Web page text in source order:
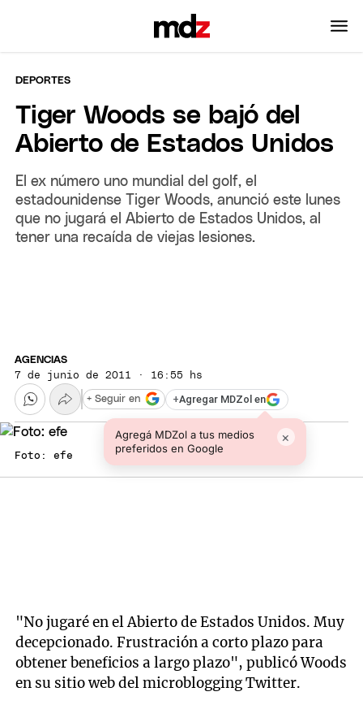
DEPORTES
Tiger Woods se bajó del
Abierto de Estados Unidos
El ex número uno mundial del golf, el
estadounidense Tiger Woods, anunció este lunes
que no jugará el Abierto de Estados Unidos, al
tener una recaída de viejas lesiones.
AGENCIAS
7 de junio de 2011 · 16:55 hs
+Agregar MDZol en
Agregá MDZol a tus medios
preferidos en Google
×
+ Seguir en
Foto: efe
"No jugaré en el Abierto de Estados Unidos. Muy
decepcionado. Frustración a corto plazo para
obtener beneficios a largo plazo", publicó Woods
en su sitio web del microblogging Twitter.